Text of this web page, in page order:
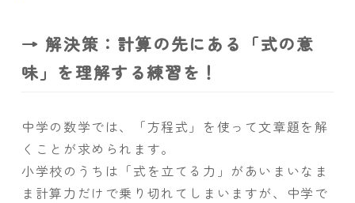
→ 解決策：計算の先にある「式の意
味」を理解する練習を！
中学の数学では、「方程式」を使って文章題を解
くことが求められます。
小学校のうちは「式を立てる力」があいまいなま
ま計算力だけで乗り切れてしまいますが、中学で